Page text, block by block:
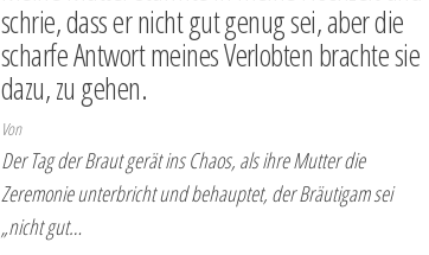
schrie, dass er nicht gut genug sei, aber die
scharfe Antwort meines Verlobten brachte sie
dazu, zu gehen.
Von
Der Tag der Braut gerät ins Chaos, als ihre Mutter die
Zeremonie unterbricht und behauptet, der Bräutigam sei
„nicht gut…